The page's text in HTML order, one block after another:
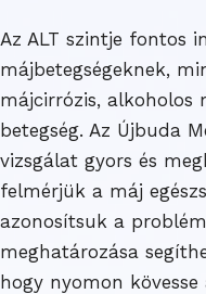
Az ALT szintje fontos
májbetegségeknek,
májcirrózis, alkoholos
betegség. Az Újbuda
vizsgálat gyors és
felmérjük a máj
azonosítsuk a
meghatározása
hogy nyomon